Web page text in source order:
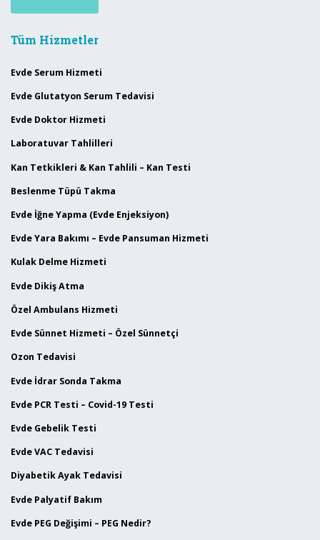
Tüm Hizmetler
Evde Serum Hizmeti
Evde Glutatyon Serum Tedavisi
Evde Doktor Hizmeti
Laboratuvar Tahlilleri
Kan Tetkikleri & Kan Tahlili – Kan Testi
Beslenme Tüpü Takma
Evde İğne Yapma (Evde Enjeksiyon)
Evde Yara Bakımı – Evde Pansuman Hizmeti
Kulak Delme Hizmeti
Evde Dikiş Atma
Özel Ambulans Hizmeti
Evde Sünnet Hizmeti – Özel Sünnetçi
Ozon Tedavisi
Evde İdrar Sonda Takma
Evde PCR Testi – Covid-19 Testi
Evde Gebelik Testi
Evde VAC Tedavisi
Diyabetik Ayak Tedavisi
Evde Palyatif Bakım
Evde PEG Değişimi – PEG Nedir?